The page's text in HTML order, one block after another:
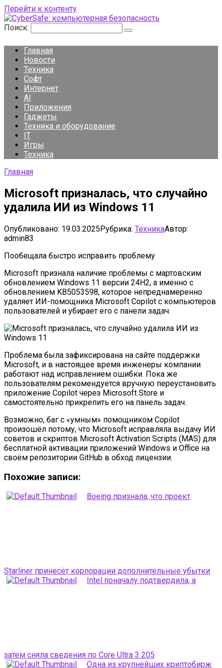
Перейти к контенту
Поиск:
Главная
Новости
Техника
Софт
Интернет
AI
Приложения
Гаджеты
Техника и оборудование
IT
Игры
Техника
Главная
Microsoft призналась, что случайно
удалила ИИ из Windows 11
Опубликовано: 19.03.2025Рубрика: ТехникаАвтор:
admin83
Пообещала быстро исправить проблему
Microsoft признала наличие проблемы с мартовским
обновлением Windows 11 версии 24H2, а именно с
обновлением KB5053598, которое непреднамеренно
удаляет ИИ-помощника Microsoft Copilot с компьютеров
пользователей и убирает его с панели задач.
Проблема была зафиксирована на сайте поддержки
Microsoft, и в настоящее время инженеры компании
работают над исправлением ошибки. Пока же
пользователям рекомендуется вручную переустановить
приложение Copilot через Microsoft Store и
самостоятельно прикрепить его на панель задач.
Возможно, баг с «умным» помощником Copilot
произошёл потому, что Microsoft исправляла выдачу ИИ
советов и скриптов Microsoft Activation Scripts (MAS) для
бесплатной активации приложений Windows и Office на
своём репозитории GitHub в обход лицензии.
Похожие записи:
Boeing признала, что проект
Starliner принесёт корпорации дополнительные убытки
Intel поначалу подтвердила, а
затем сняла сведения по Core Ultra 3 205
Одна из крупнейших криптобирж